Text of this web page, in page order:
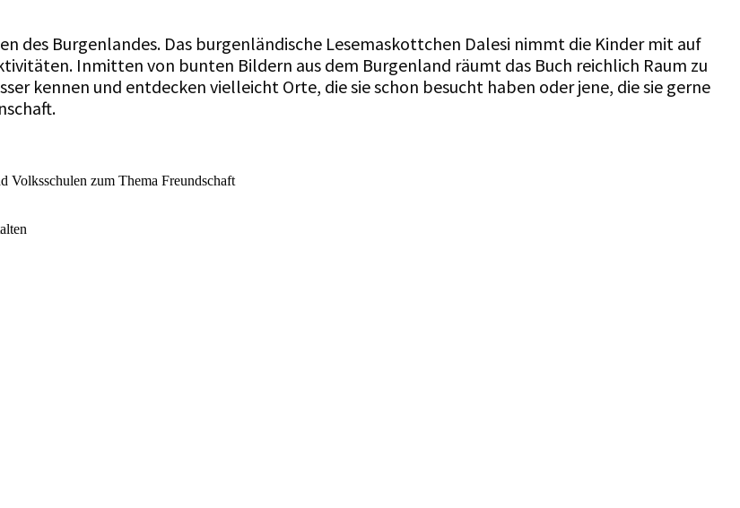
des Burgenlandes. Das burgenländische Lesemaskottchen Dalesi nimmt die Kinder mit auf
Inmitten von bunten Bildern aus dem Burgenland räumt das Buch reichlich Raum zu
kennen und entdecken vielleicht Orte, die sie schon besucht haben oder jene, die sie gerne
Volksschulen zum Thema Freundschaft